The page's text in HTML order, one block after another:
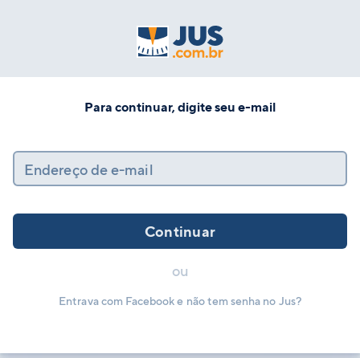
Para continuar, digite seu e-mail
Endereço de e-mail
Continuar
ou
Entrava com Facebook e não tem senha no Jus?